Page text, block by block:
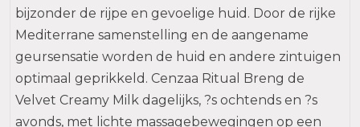
bijzonder de rijpe en gevoelige huid. Door de rijke
Mediterrane samenstelling en de aangename
geursensatie worden de huid en andere zintuigen
optimaal geprikkeld. Cenzaa Ritual Breng de
Velvet Creamy Milk dagelijks, ?s ochtends en ?s
avonds, met lichte massagebewegingen op een